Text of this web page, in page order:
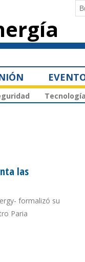
Tecnología
las
formalizó su
Paria